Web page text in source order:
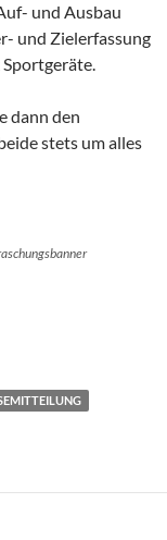
und Ausbau
und Zielerfassung
dann den
stets um alles